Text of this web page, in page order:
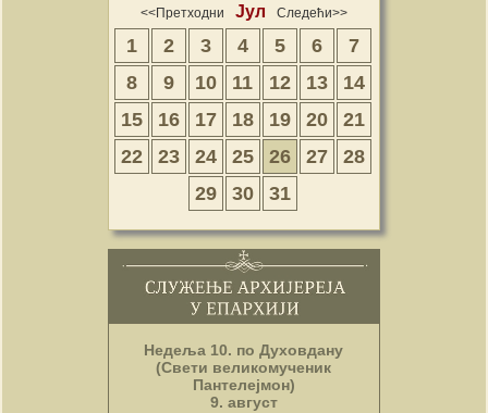
<<Претходни Јул Следећи>>
1 2 3 4 5 6
7
8
9 10 11 12 13
14
15
16 17 18 19 20
21
22
23 24 25 26 27
28
29
30 31
Недеља 10. по Духовдану
(Свети великомученик
Пантелејмон)
9. август